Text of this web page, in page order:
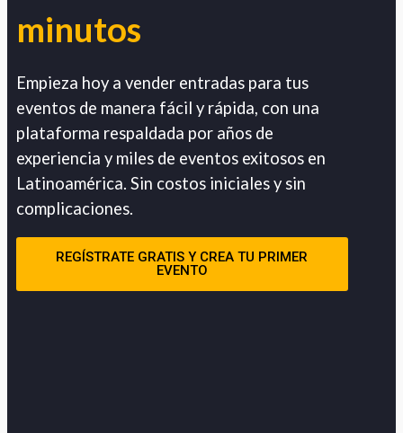
minutos
Empieza hoy a vender entradas para tus
eventos de manera fácil y rápida, con una
plataforma respaldada por años de
experiencia y miles de eventos exitosos en
Latinoamérica. Sin costos iniciales y sin
complicaciones.
REGÍSTRATE GRATIS Y CREA TU PRIMER
EVENTO